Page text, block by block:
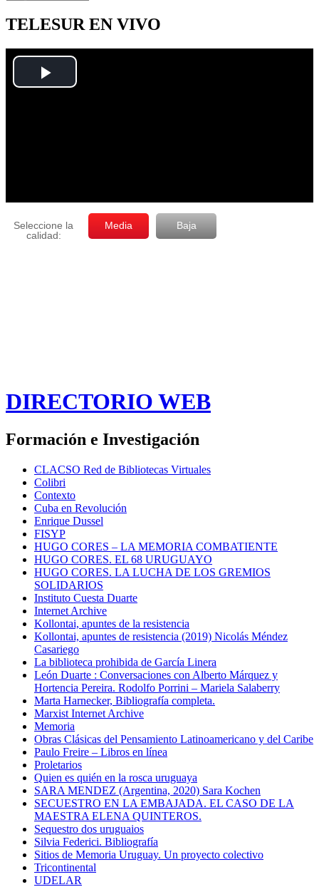
mes
TELESUR EN VIVO
DIRECTORIO WEB
Formación e Investigación
CLACSO Red de Bibliotecas Virtuales
Colibri
Contexto
Cuba en Revolución
Enrique Dussel
FISYP
HUGO CORES – LA MEMORIA COMBATIENTE
HUGO CORES. EL 68 URUGUAYO
HUGO CORES. LA LUCHA DE LOS GREMIOS
SOLIDARIOS
Instituto Cuesta Duarte
Internet Archive
Kollontai, apuntes de la resistencia
Kollontai, apuntes de resistencia (2019) Nicolás Méndez
Casariego
La biblioteca prohibida de García Linera
León Duarte : Conversaciones con Alberto Márquez y
Hortencia Pereira. Rodolfo Porrini – Mariela Salaberry
Marta Harnecker, Bibliografía completa.
Marxist Internet Archive
Memoria
Obras Clásicas del Pensamiento Latinoamericano y del Caribe
Paulo Freire – Libros en línea
Proletarios
Quien es quién en la rosca uruguaya
SARA MENDEZ (Argentina, 2020) Sara Kochen
SECUESTRO EN LA EMBAJADA. EL CASO DE LA
MAESTRA ELENA QUINTEROS.
Sequestro dos uruguaios
Silvia Federici. Bibliografía
Sitios de Memoria Uruguay. Un proyecto colectivo
Tricontinental
UDELAR